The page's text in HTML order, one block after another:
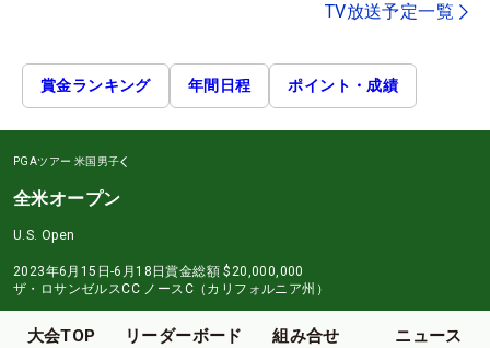
TV放送予定一覧
賞金ランキング 年間日程 ポイント・成績
PGAツアー 米国男子
全米オープン
U.S. Open
2023年6月15日-6月18日賞金総額 $20,000,000
ザ・ロサンゼルスCC ノースC（カリフォルニア州）
大会TOP リーダーボード 組み合せ ニュース